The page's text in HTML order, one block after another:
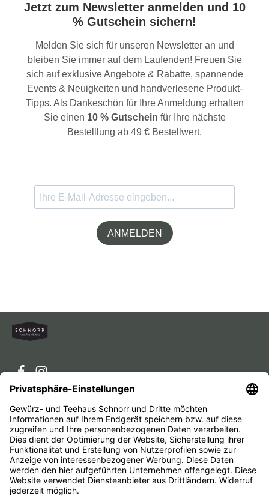
Jetzt zum Newsletter anmelden und 10
% Gutschein sichern!
Melden Sie sich für unseren Newsletter an und
bleiben Sie immer auf dem Laufenden! Freuen Sie
sich auf exklusive Angebote & Rabatte, spannende
Events & Neuigkeiten und handverlesene Produkt-
Tipps. Als Dankeschön für Ihre Anmeldung erhalten
Sie einen 10 % Gutschein für Ihre nächste
Bestelllung ab 49 € Bestellwert.
ANMELDEN
Service-Hotline
Service
Unternehmen